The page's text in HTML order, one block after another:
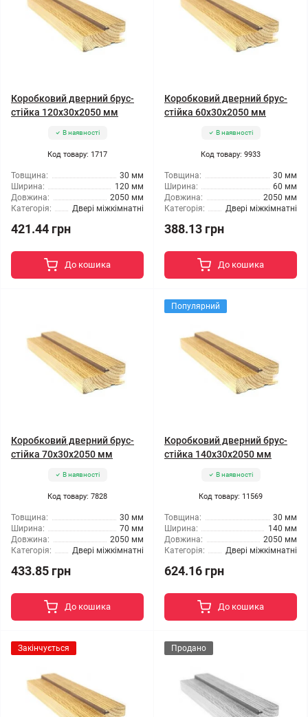
Коробковий дверний брус-
стійка 120x30x2050 мм
В наявності
Код товару: 1717
Товщина:
30 мм
Ширина:
120 мм
Довжина:
2050 мм
Категорія:
Двері міжкімнатні
421.44 грн
До кошика
Коробковий дверний брус-
стійка 60x30x2050 мм
В наявності
Код товару: 9933
Товщина:
30 мм
Ширина:
60 мм
Довжина:
2050 мм
Категорія:
Двері міжкімнатні
388.13 грн
До кошика
Коробковий дверний брус-
стійка 70x30x2050 мм
В наявності
Код товару: 7828
Товщина:
30 мм
Ширина:
70 мм
Довжина:
2050 мм
Категорія:
Двері міжкімнатні
433.85 грн
До кошика
Популярний
Коробковий дверний брус-
стійка 140x30x2050 мм
В наявності
Код товару: 11569
Товщина:
30 мм
Ширина:
140 мм
Довжина:
2050 мм
Категорія:
Двері міжкімнатні
624.16 грн
До кошика
Закінчується Продано